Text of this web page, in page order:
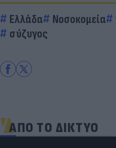
Ελλάδα Νοσοκομεία
σύζυγος
ΑΠΟ ΤΟ ΔΙΚΤΥΟ